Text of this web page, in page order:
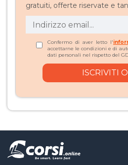
gratuiti, offerte riservate e
Confermo di aver letto l'
accettarne le condizioni e di
dati personali nel rispetto del